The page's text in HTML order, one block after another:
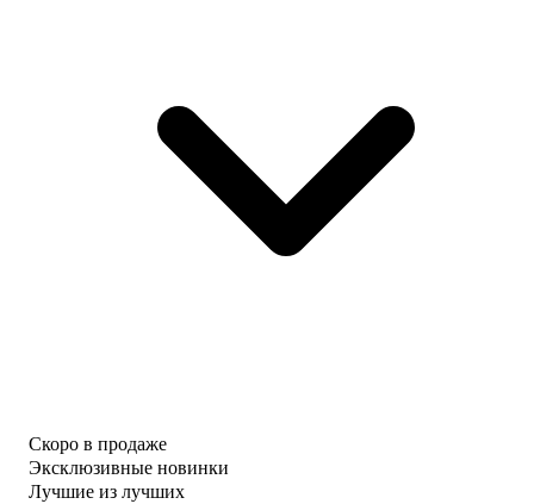
Скоро в продаже
Эксклюзивные новинки
Лучшие из лучших